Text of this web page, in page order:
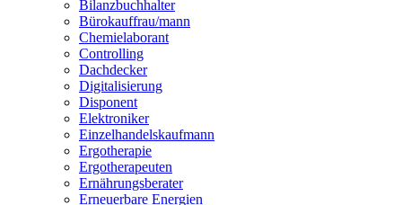
Bilanzbuchhalter
Bürokauffrau/mann
Chemielaborant
Controlling
Dachdecker
Digitalisierung
Disponent
Elektroniker
Einzelhandelskaufmann
Ergotherapie
Ergotherapeuten
Ernährungsberater
Erneuerbare Energien